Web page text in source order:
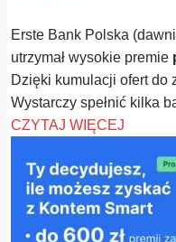
Erste Bank Polska
utrzymał wysokie premie
Dzięki kumulacji ofert do
Wystarczy spełnić kilka
CZYTAJ WIĘCEJ